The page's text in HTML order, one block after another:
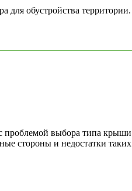
для обустройства
проблемой выбора типа
стороны и недостатки